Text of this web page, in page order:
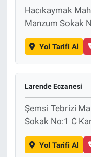
Hacıkaymak
Manzum Sokak
Yol Tarifi Al
Larende Eczanesi
Şemsi Tebrizi
Sokak No:1 C
Yol Tarifi Al